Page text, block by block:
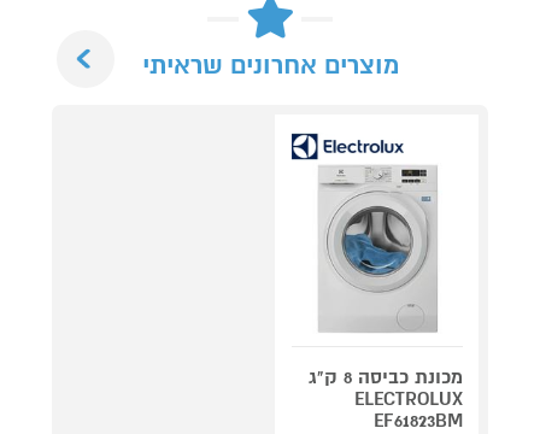
מוצרים אחרונים שראיתי
מכונת כביסה 8 ק"ג
ELECTROLUX
EF61823BM